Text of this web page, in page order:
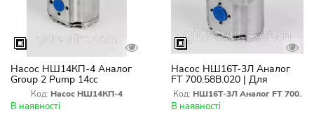
Насос НШ14КП-4 Аналог
Group 2 Pump 14cc
Clockwise EU1:8 | Праве
обертання
Код: Насос НШ14КП-4
В наявності
Насос НШ16Т-3Л Аналог
FT 700.58B.020 | Для
трактора Foton TD-824
Код: НШ16Т-3Л Аналог FT 700.
В наявності